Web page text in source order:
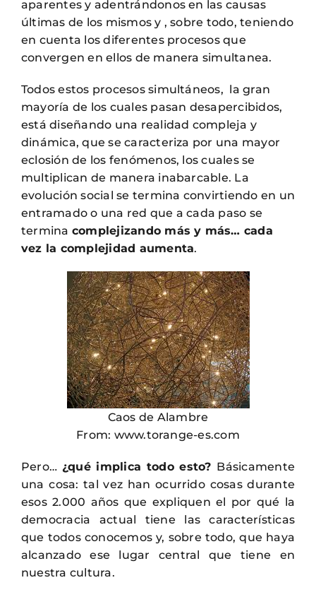
aparentes y adentrándonos en las causas
últimas de los mismos y , sobre todo, teniendo
en cuenta los diferentes procesos que
convergen en ellos de manera simultanea.
Todos estos procesos simultáneos, la gran
mayoría de los cuales pasan desapercibidos,
está diseñando una realidad compleja y
dinámica, que se caracteriza por una mayor
eclosión de los fenómenos, los cuales se
multiplican de manera inabarcable. La
evolución social se termina convirtiendo en un
entramado o una red que a cada paso se
termina complejizando más y más… cada
vez la complejidad aumenta.
Caos de Alambre
From: www.torange-es.com
Pero… ¿qué implica todo esto? Básicamente
una cosa: tal vez han ocurrido cosas durante
esos 2.000 años que expliquen el por qué la
democracia actual tiene las características
que todos conocemos y, sobre todo, que haya
alcanzado ese lugar central que tiene en
nuestra cultura.